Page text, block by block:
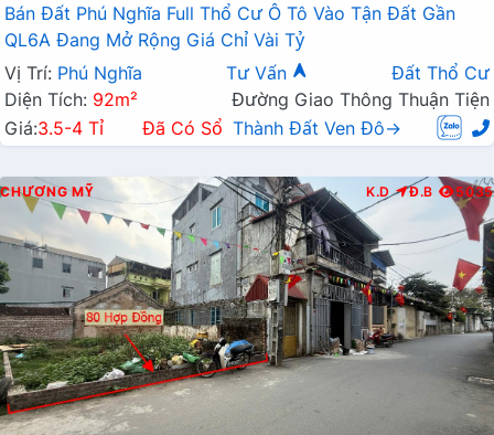
Bán Đất Phú Nghĩa Full Thổ Cư Ô Tô Vào Tận Đất Gần
QL6A Đang Mở Rộng Giá Chỉ Vài Tỷ
Vị Trí: Phú Nghĩa Tư Vấn
Đất Thổ Cư
Diện Tích: 92m²
Đường Giao Thông Thuận Tiện
Giá:3.5-4 Tỉ Đã Có Sổ Thành Đất Ven Đô→
CHƯƠNG MỸ K.D Đ.B 5035